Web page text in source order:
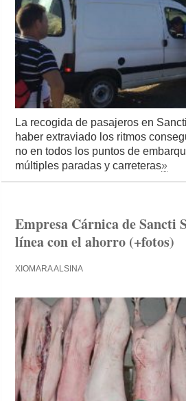
La recogida de pasajeros en
haber extraviado los ritmos
no en todos los puntos de
múltiples paradas y carreteras»
Empresa Cárnica de Sancti
línea con el ahorro (+fotos)
XIOMARA ALSINA